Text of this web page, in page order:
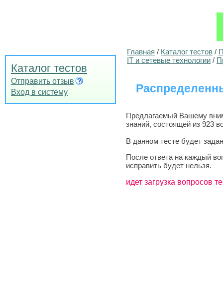
Каталог тестов
Отправить отзыв
Вход в систему
Главная / Каталог тестов /
IT и сетевые технологии /
Предлагаемый Вашему
знаний, состоящей из 923
В данном тесте будет
После ответа на каждый
исправить будет нельзя.
идет загрузка вопросов